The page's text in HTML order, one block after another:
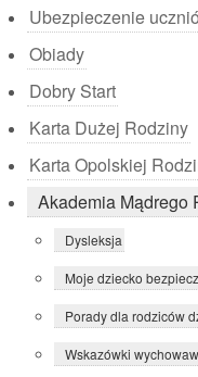
Ubezpieczenie
Obiady
Dobry Start
Karta Dużej Rodziny
Karta Opolskiej
Akademia Mądrego
Dysleksja
Moje dziecko
Porady dla rodziców
Wskazówki